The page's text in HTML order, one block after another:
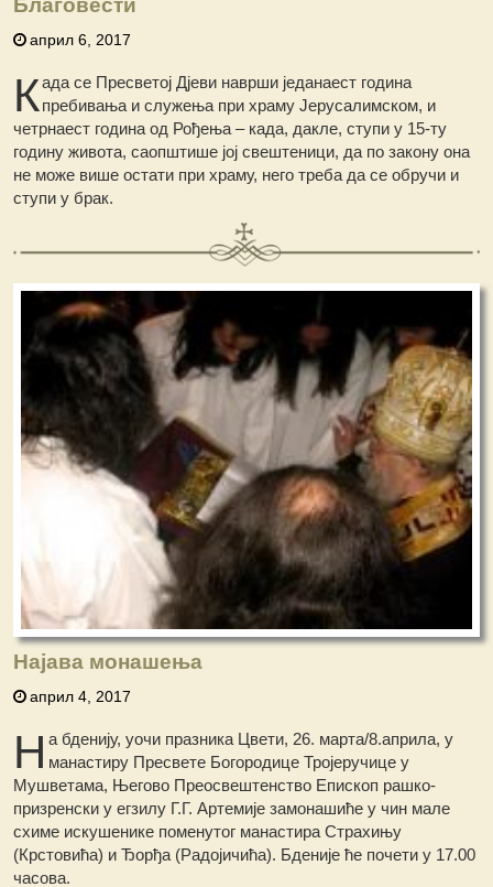
Благовести
април 6, 2017
Када се Пресветој Дјеви наврши једанаест година
пребивања и служења при храму Јерусалимском, и
четрнаест година од Рођења – када, дакле, ступи у 15-ту
годину живота, саопштише јој свештеници, да по закону она
не може више остати при храму, него треба да се обручи и
ступи у брак.
Најава монашења
април 4, 2017
Н а бденију, уочи празника Цвети, 26. марта/8.априла, у
манастиру Пресвете Богородице Тројеручице у
Мушветама, Његово Преосвештенство Епископ рашко-
призренски у егзилу Г.Г. Артемије замонашиће у чин мале
схиме искушенике поменутог манастира Страхињу
(Крстовића) и Ђорђа (Радојичића). Бденије ће почети у 17.00
часова.